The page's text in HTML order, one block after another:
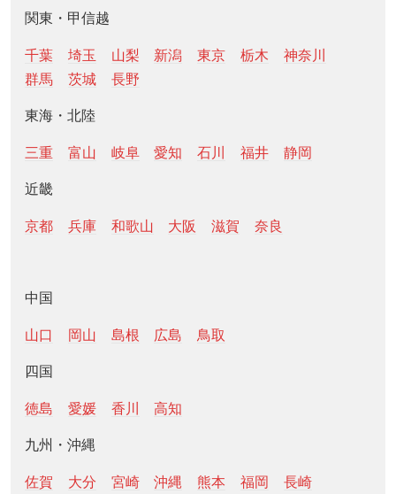
関東・甲信越
千葉 埼玉 山梨 新潟 東京 栃木
神奈川
群馬
茨城 長野
東海・北陸
三重 富山 岐阜 愛知 石川 福井 静岡
近畿
京都 兵庫 和歌山 大阪 滋賀 奈良
中国
山口 岡山 島根 広島 鳥取
四国
徳島 愛媛 香川 高知
九州・沖縄
佐賀 大分 宮崎 沖縄 熊本 福岡
長崎